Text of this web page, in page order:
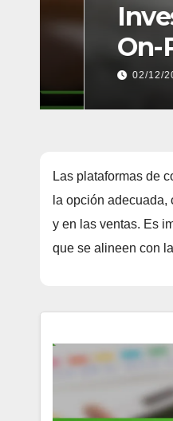
02/12/2025
Las plataformas de
la opción
y en las ventas. Es
que se alineen con